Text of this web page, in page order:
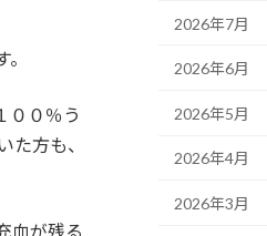
００％う
た方も、
血が残る
2026年7月
2026年6月
2026年5月
2026年4月
2026年3月